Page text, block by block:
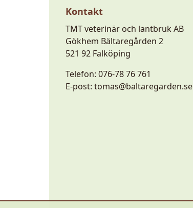
Kontakt
TMT veterinär och lantbruk AB
Gökhem Bältaregården 2
521 92 Falköping
Telefon: 076-78 76 761
E-post: tomas@baltaregarden.se